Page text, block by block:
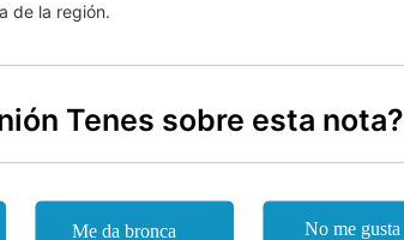
de la región.
Tenes sobre esta nota?